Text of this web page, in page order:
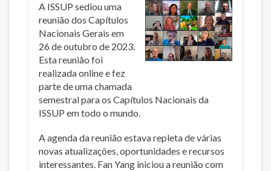
A ISSUP sediou uma
reunião dos Capítulos
Nacionais Gerais em
26 de outubro de 2023.
Esta reunião foi
realizada online e fez
parte de uma chamada
semestral para os Capítulos Nacionais da
ISSUP em todo o mundo.
A agenda da reunião estava repleta de várias
novas atualizações, oportunidades e recursos
interessantes. Fan Yang iniciou a reunião com